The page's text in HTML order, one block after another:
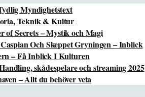
Myndighetstext
Teknik & Kultur
of Secrets – Mystik och Magi
Och Skeppet Gryningen – Inblick
– Få Inblick I Kulturen
skådespelare och streaming 2025
– Allt du behöver veta